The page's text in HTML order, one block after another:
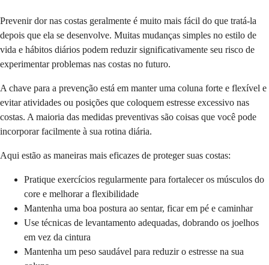
Prevenir dor nas costas geralmente é muito mais fácil do que tratá-la
depois que ela se desenvolve. Muitas mudanças simples no estilo de
vida e hábitos diários podem reduzir significativamente seu risco de
experimentar problemas nas costas no futuro.
A chave para a prevenção está em manter uma coluna forte e flexível e
evitar atividades ou posições que coloquem estresse excessivo nas
costas. A maioria das medidas preventivas são coisas que você pode
incorporar facilmente à sua rotina diária.
Aqui estão as maneiras mais eficazes de proteger suas costas:
Pratique exercícios regularmente para fortalecer os músculos do
core e melhorar a flexibilidade
Mantenha uma boa postura ao sentar, ficar em pé e caminhar
Use técnicas de levantamento adequadas, dobrando os joelhos
em vez da cintura
Mantenha um peso saudável para reduzir o estresse na sua